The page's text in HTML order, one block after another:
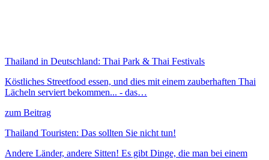
Thailand in Deutschland: Thai Park & Thai Festivals
Köstliches Streetfood essen, und dies mit einem zauberhaften Thai
Lächeln serviert bekommen... - das…
zum Beitrag
Thailand Touristen: Das sollten Sie nicht tun!
Andere Länder, andere Sitten! Es gibt Dinge, die man bei einem